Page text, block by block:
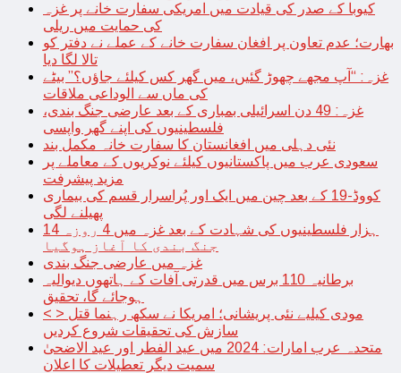
کیوبا کے صدر کی قیادت میں امریکی سفارت خانے پر غزہ
کی حمایت میں ریلی
بھارت؛ عدم تعاون پر افغان سفارت خانے کے عملے نے دفتر کو
تالا لگا دیا
غزہ: “آپ مجھے چھوڑ گئیں، میں گھر کس کیلئے جاؤں؟” بیٹے
کی ماں سے الوداعی ملاقات
غزہ: 49 دن اسرائیلی بمباری کے بعد عارضی جنگ بندی،
فلسطینیوں کی اپنے گھر واپسی
نئی دہلی میں افغانستان کا سفارت خانہ مکمل بند
سعودی عرب میں پاکستانیوں کیلئے نوکریوں کے معاملے پر
مزید پیشرفت
کووڈ-19 کے بعد چین میں ایک اور پُراسرار قسم کی بیماری
پھیلنے لگی
14 ہزار فلسطینیوں کی شہادت کے بعد غزہ میں 4 روزہ
جنگ بندی کا آغاز ہوگیا
غزہ میں عارضی جنگ بندی
برطانیہ 110 برس میں قدرتی آفات کے ہاتھوں دیوالیہ
ہوجائے گا، تحقیق
< > مودی کیلیے نئی پریشانی؛ امریکا نے سکھ رہنما قتل
سازش کی تحقیقات شروع کردیں
متحدہ عرب امارات: 2024 میں عید الفطر اور عید الاضحیٰ
سمیت دیگر تعطیلات کا اعلان